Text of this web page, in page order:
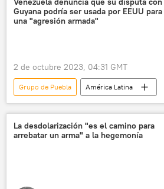
Guyana podría ser usada por EEUU para
una "agresión armada"
2 de octubre 2023, 04:31 GMT
Grupo de Puebla
América Latina
Venezuela
Guyana
EEUU
Esequibo
Simón Bolívar
Nicolás Maduro
Delcy Rodríguez
La desdolarización "es el camino para
arrebatar un arma" a la hegemonía